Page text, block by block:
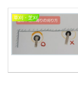
草刈・芝刈